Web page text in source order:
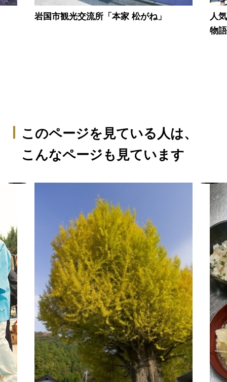
岩国市観光交流所「本家 松がね」
人
物語
このページを見ている人は、
こんなページも見ています